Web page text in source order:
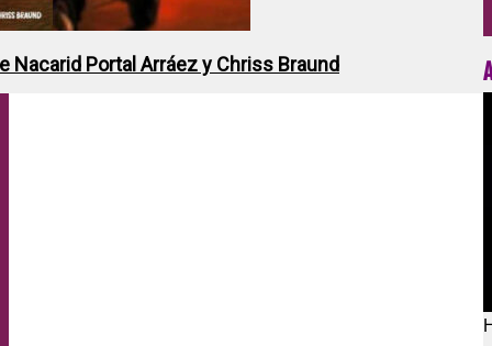
Nacarid Portal Arráez y Chriss Braund